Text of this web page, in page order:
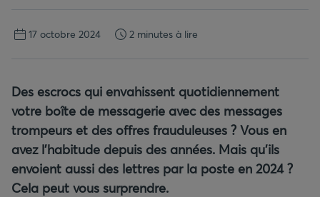
17 octobre 2024 2 minutes à lire
Des escrocs qui envahissent quotidiennement
votre boîte de messagerie avec des messages
trompeurs et des offres frauduleuses ? Vous en
avez l’habitude depuis des années. Mais qu’ils
envoient aussi des lettres par la poste en 2024 ?
Cela peut vous surprendre.